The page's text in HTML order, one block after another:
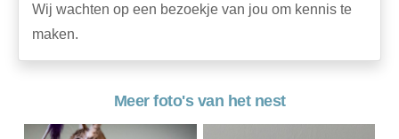
Wij wachten op een bezoekje van jou om kennis te
maken.
Meer foto's van het nest